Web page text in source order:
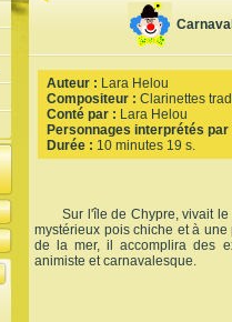
Auteur : Lara Helou
Compositeur : Clarinettes
Conté par : Lara Helou
Personnages interprétés par
Durée : 10 minutes 19 s.
Sur l'île de Chypre, vivait le
mystérieux pois chiche et à
de la mer, il accomplira des
animiste et carnavalesque.